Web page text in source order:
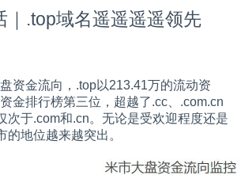
｜.top域名遥遥遥遥领先
资金流向，.top以213.41万的流动资
金排行榜第三位，超越了.cc、.com.cn
次于.com和.cn。无论是受欢迎程度还是
的地位越来越突出。